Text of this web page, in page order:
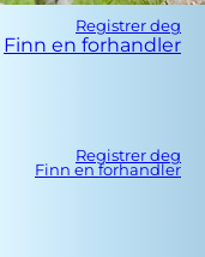
Registrer deg
Finn en forhandler
Registrer deg
Finn en forhandler